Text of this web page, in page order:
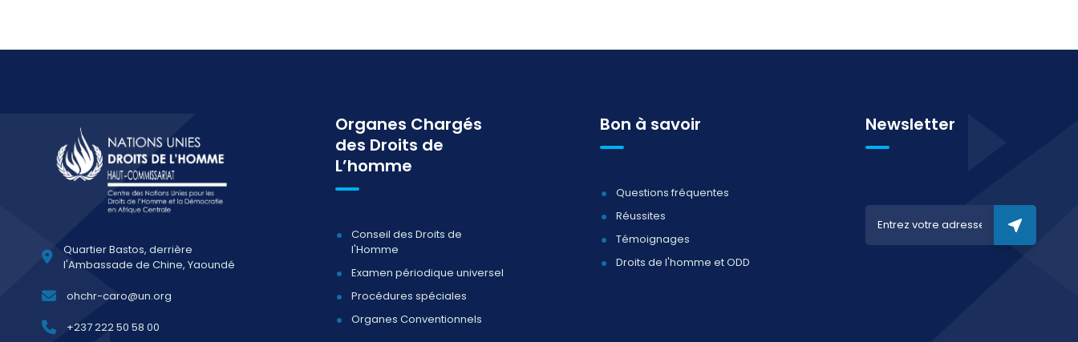
Quartier Bastos, derrière
l'Ambassade de Chine, Yaoundé
ohchr-caro@un.org
+237 222 50 58 00
Organes Chargés
des Droits de
L’homme
Conseil des Droits de
l'Homme
Examen périodique universel
Procédures spéciales
Organes Conventionnels
Bon à savoir
Questions fréquentes
Réussites
Témoignages
Droits de l'homme et ODD
Newsletter